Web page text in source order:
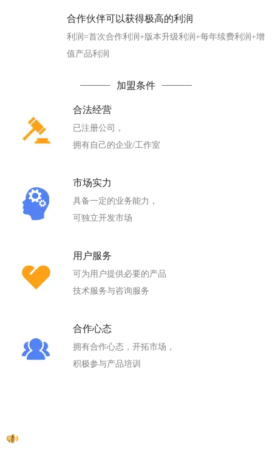
合作伙伴可以获得极高的利润
利润=首次合作利润+版本升级利润+每年续费利润+增
值产品利润
加盟条件
合法经营
已注册公司，
拥有自己的企业/工作室
市场实力
具备一定的业务能力，
可独立开发市场
用户服务
可为用户提供必要的产品
技术服务与咨询服务
合作心态
拥有合作心态，开拓市场，
积极参与产品培训